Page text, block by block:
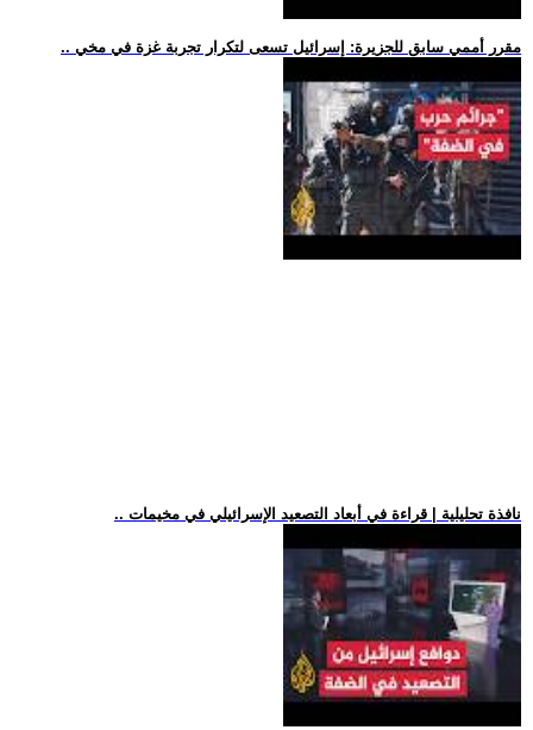
.. مقرر أممي سابق للجزيرة: إسرائيل تسعى لتكرار تجربة غزة في مخي
.. نافذة تحليلية | قراءة في أبعاد التصعيد الإسرائيلي في مخيمات